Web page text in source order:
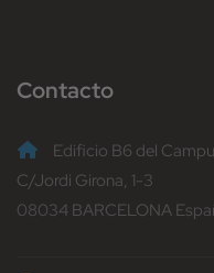
Contacto
Edificio B6 del
C/Jordi Girona, 1-3
08034 BARCELONA